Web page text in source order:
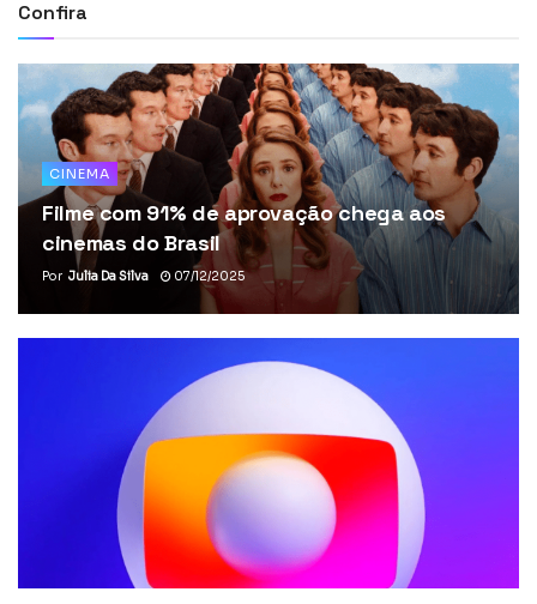
Confira
CINEMA
Filme com 91% de aprovação chega aos
cinemas do Brasil
Por Julia Da Silva 07/12/2025